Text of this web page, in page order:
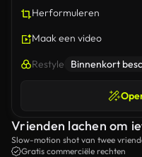
Herformuleren
Maak een video
Restyle Binnenkort
Vrienden lachen om
Slow-motion shot van twee
Gratis commerciële rechten